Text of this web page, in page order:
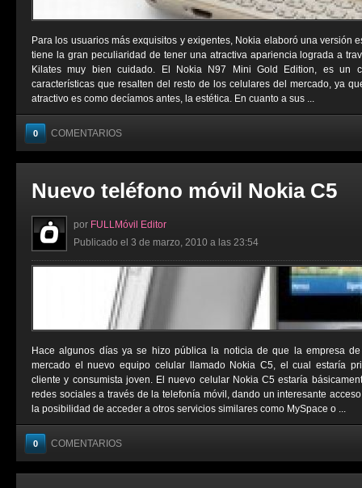
Para los usuarios más exquisitos y exigentes, Nokia elaboró una versión
tiene la gran peculiaridad de tener una atractiva apariencia lograda a
Kilates muy bien cuidado. El Nokia N97 Mini Gold Edition, es un
características que resalten del resto de los celulares del mercado, ya
atractivo es como decíamos antes, la estética. En cuanto a sus ...
0 COMENTARIOS
Nuevo teléfono móvil Nokia C5
por FULLMóvil Editor
Publicado el 3 de marzo, 2010 a las 23:54
Hace algunos días ya se hizo pública la noticia de que la empresa
mercado el nuevo equipo celular llamado Nokia C5, el cual estaría
cliente y consumista joven. El nuevo celular Nokia C5 estaría
redes sociales a través de la telefonía móvil, dando un interesante
la posibilidad de acceder a otros servicios similares como MySpace o ...
0 COMENTARIOS